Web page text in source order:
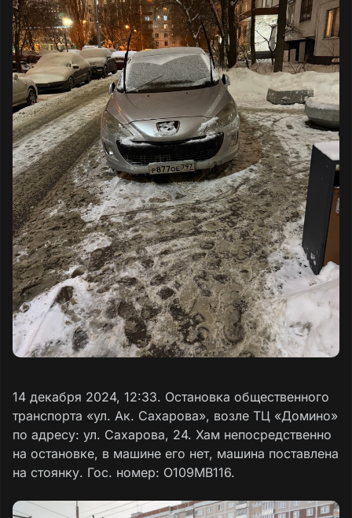
14 декабря 2024, 12:33. Остановка общественного
транспорта «ул. Ак. Сахарова», возле ТЦ «Домино»
по адресу: ул. Сахарова, 24. Хам непосредственно
на остановке, в машине его нет, машина поставлена
на стоянку. Гос. номер: О109МВ116.